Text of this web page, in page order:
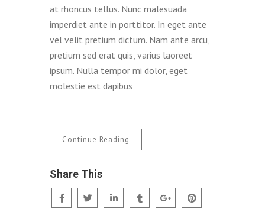
at rhoncus tellus. Nunc malesuada
imperdiet ante in porttitor. In eget ante
vel velit pretium dictum. Nam ante arcu,
pretium sed erat quis, varius laoreet
ipsum. Nulla tempor mi dolor, eget
molestie est dapibus
Continue Reading
Share This